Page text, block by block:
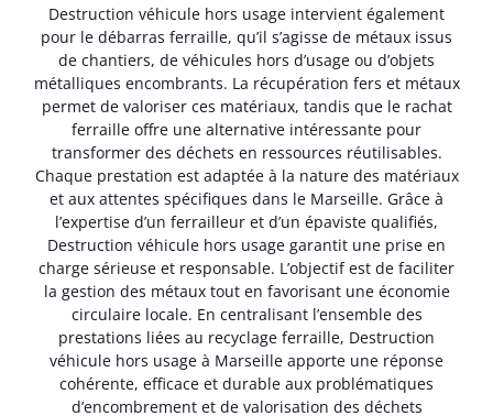
Destruction véhicule hors usage intervient également
pour le débarras ferraille, qu’il s’agisse de métaux issus
de chantiers, de véhicules hors d’usage ou d’objets
métalliques encombrants. La récupération fers et métaux
permet de valoriser ces matériaux, tandis que le rachat
ferraille offre une alternative intéressante pour
transformer des déchets en ressources réutilisables.
Chaque prestation est adaptée à la nature des matériaux
et aux attentes spécifiques dans le Marseille. Grâce à
l’expertise d’un ferrailleur et d’un épaviste qualifiés,
Destruction véhicule hors usage garantit une prise en
charge sérieuse et responsable. L’objectif est de faciliter
la gestion des métaux tout en favorisant une économie
circulaire locale. En centralisant l’ensemble des
prestations liées au recyclage ferraille, Destruction
véhicule hors usage à Marseille apporte une réponse
cohérente, efficace et durable aux problématiques
d’encombrement et de valorisation des déchets